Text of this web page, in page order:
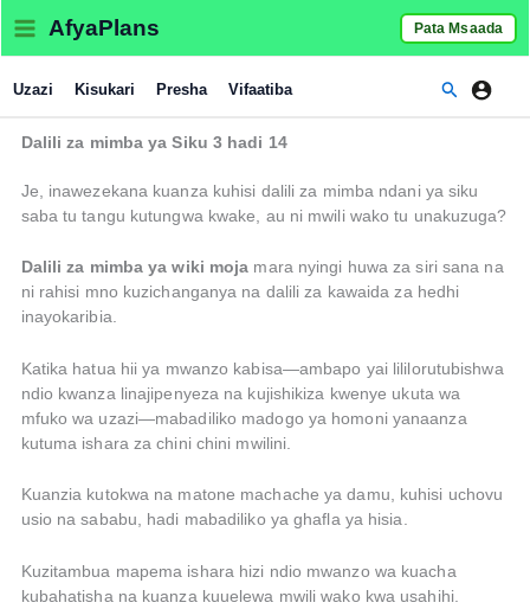
content
AfyaPlans Pata Msaada
Uzazi Kisukari Presha Vifaatiba Search
Dalili za mimba ya Siku 3 hadi 14
Je, inawezekana kuanza kuhisi dalili za mimba ndani ya siku
saba tu tangu kutungwa kwake, au ni mwili wako tu unakuzuga?
Dalili za mimba ya wiki moja mara nyingi huwa za siri sana na
ni rahisi mno kuzichanganya na dalili za kawaida za hedhi
inayokaribia.
Katika hatua hii ya mwanzo kabisa—ambapo yai lililorutubishwa
ndio kwanza linajipenyeza na kujishikiza kwenye ukuta wa
mfuko wa uzazi—mabadiliko madogo ya homoni yanaanza
kutuma ishara za chini chini mwilini.
Kuanzia kutokwa na matone machache ya damu, kuhisi uchovu
usio na sababu, hadi mabadiliko ya ghafla ya hisia.
Kuzitambua mapema ishara hizi ndio mwanzo wa kuacha
kubahatisha na kuanza kuuelewa mwili wako kwa usahihi.